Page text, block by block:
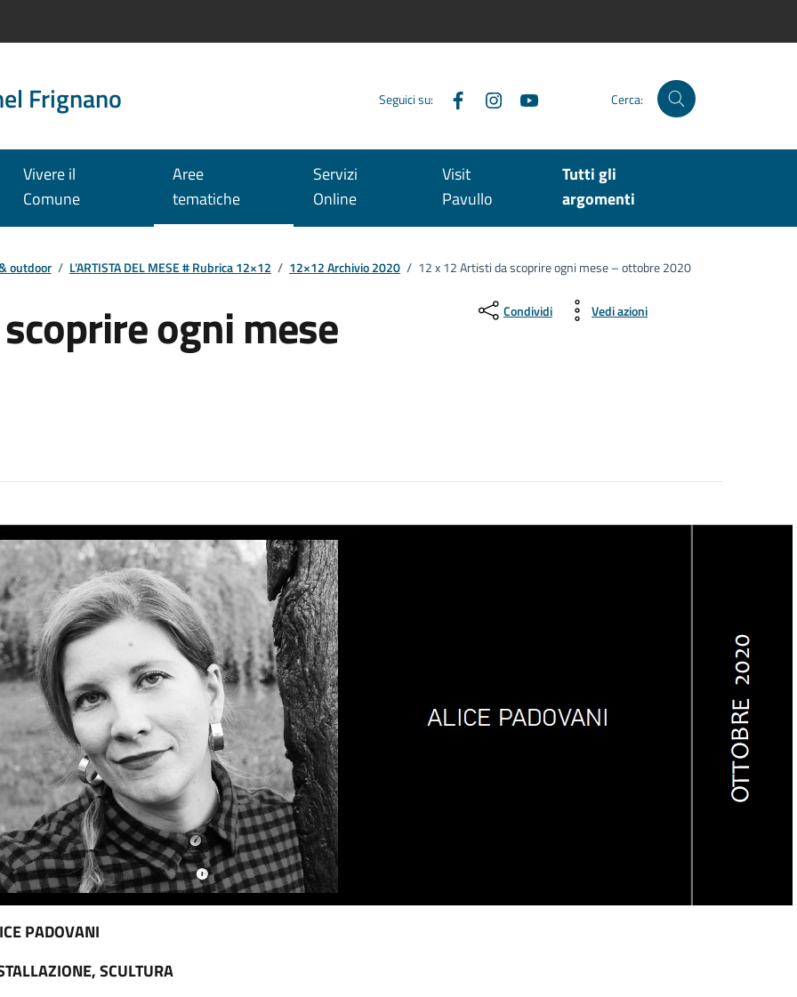
Frignano Seguici su: FacebookInstagram Cerca:
Vivere il
Comune
Aree
tematiche
Servizi
Online
Visit
Pavullo
Tutti gli
argomenti
outdoor / L’ARTISTA DEL MESE # Rubrica 12×12 / 12×12 Archivio 2020 / 12 x 12 Artisti da scoprire ogni mese – ottobre 2020
ogni mese Condividi Vedi azioni
PADOVANI
SCULTURA